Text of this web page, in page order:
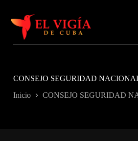
contenido
CONSEJO SEGURIDAD
Inicio CONSEJO SEGURIDAD